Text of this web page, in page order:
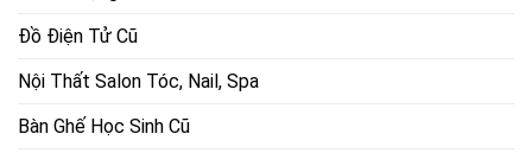
Đồ Điện Tử Cũ
Nội Thất Salon Tóc, Nail, Spa
Bàn Ghế Học Sinh Cũ